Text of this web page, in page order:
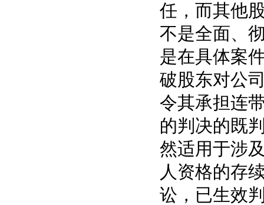
任，而其他
不是全面、
是在具体案
破股东对公
令其承担连
的判决的既
然适用于涉
人资格的存
讼，已生效